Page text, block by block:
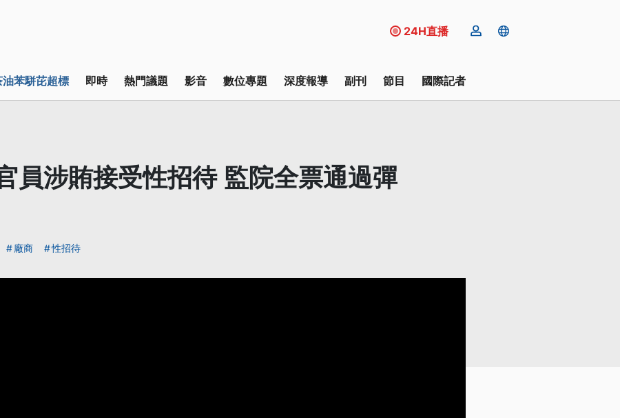
24H直播
油苯駢芘超標 即時 熱門議題 影音 數位專題 深度報導 副刊 節目 國際記者
員涉賄接受性招待 監院全票通過彈
廠商 性招待